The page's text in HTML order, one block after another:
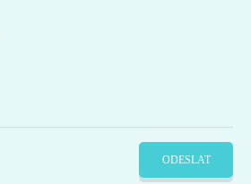
ODESLAT